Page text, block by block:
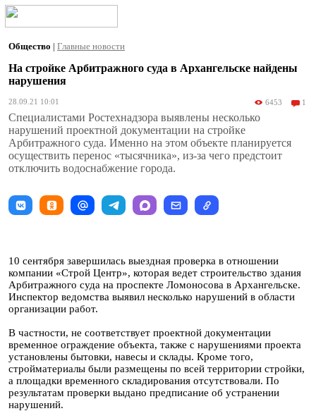
Общество | Главные новости
На стройке Арбитражного суда в Архангельске найдены
нарушения
28.09.21 10:01 6453 1
Специалистами Ростехнадзора выявлены несколько
нарушений проектной документации на стройке
Арбитражного суда. Именно на этом объекте планируется
осуществить перенос «тысячника», из-за чего предстоит
отключить водоснабжение города.
10 сентября завершилась выездная проверка в отношении
компании «Строй Центр», которая ведет строительство здания
Арбитражного суда на проспекте Ломоносова в Архангельске.
Инспектор ведомства выявил несколько нарушений в области
организации работ.
В частности, не соответствует проектной документации
временное ограждение объекта, также с нарушениями проекта
установлены бытовки, навесы и склады. Кроме того,
стройматериалы были размещены по всей территории стройки,
а площадки временного складирования отсутствовали. По
результатам проверки выдано предписание об устранении
нарушений.